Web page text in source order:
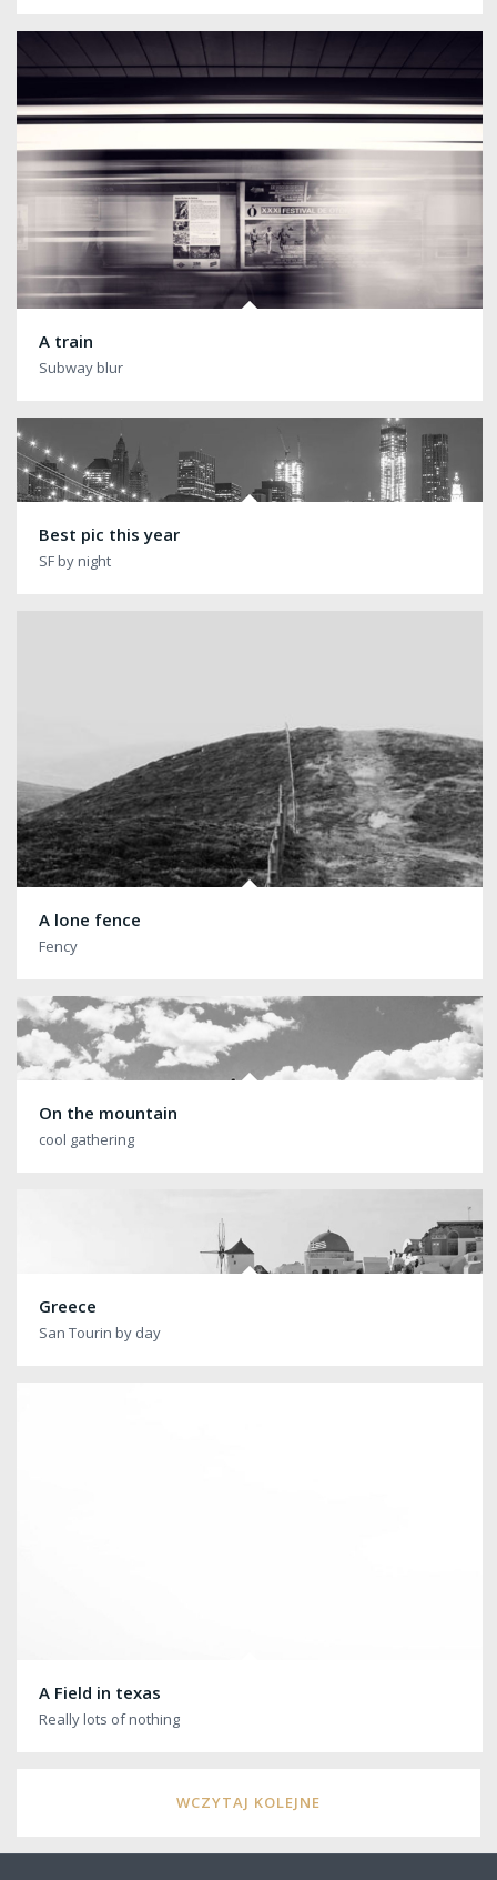
A train
Subway blur
Best pic this year
SF by night
A lone fence
Fency
On the mountain
cool gathering
Greece
San Tourin by day
A Field in texas
Really lots of nothing
WCZYTAJ KOLEJNE